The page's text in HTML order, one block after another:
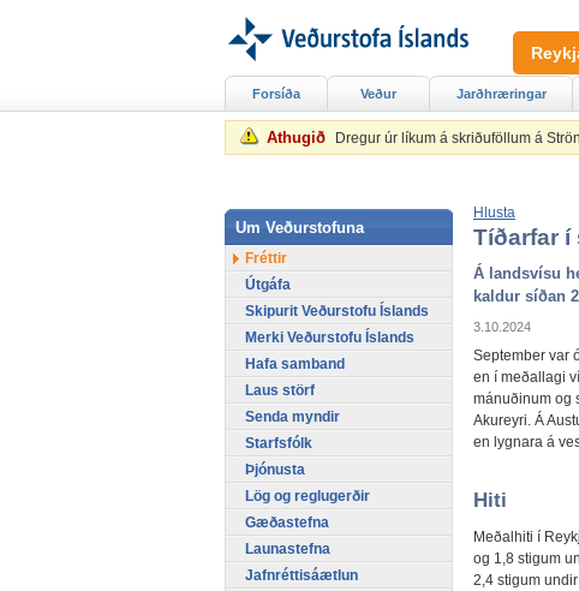
Athugið Dregur úr líkum á skriðuföllum á
Hlusta
Tíðarfar í
Á landsvísu
kaldur síðan
3.10.2024
September var
en í meðallagi
mánuðinum og
Akureyri. Á
en lygnara á
Hiti
Meðalhiti í
og 1,8 stigum
2,4 stigum
Forsíða Veður Jarðhræringar
Um Veðurstofuna
Fréttir
Útgáfa
Skipurit Veðurstofu Íslands
Merki Veðurstofu Íslands
Hafa samband
Laus störf
Senda myndir
Starfsfólk
Þjónusta
Lög og reglugerðir
Gæðastefna
Launastefna
Jafnréttisáætlun